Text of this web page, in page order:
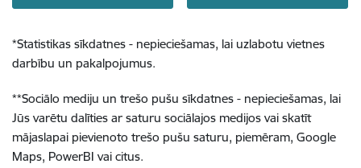
*Statistikas sīkdatnes - nepieciešamas, lai uzlabotu vietnes
darbību un pakalpojumus.
**Sociālo mediju un trešo pušu sīkdatnes - nepieciešamas, lai
Jūs varētu dalīties ar saturu sociālajos medijos vai skatīt
mājaslapai pievienoto trešo pušu saturu, piemēram, Google
Maps, PowerBI vai citus.